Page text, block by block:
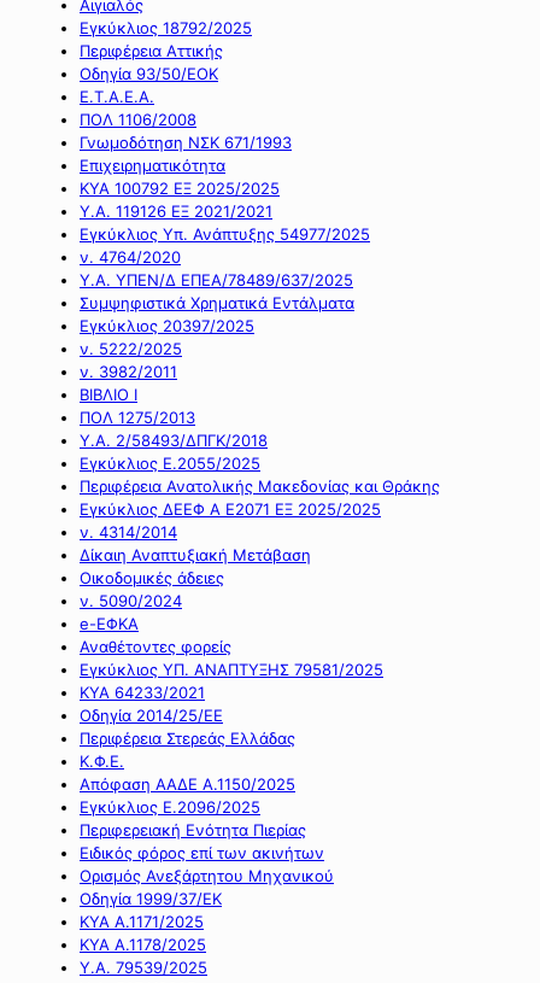
Αιγιαλός
Εγκύκλιος 18792/2025
Περιφέρεια Αττικής
Οδηγία 93/50/ΕΟΚ
Ε.Τ.Α.Ε.Α.
ΠΟΛ 1106/2008
Γνωμοδότηση ΝΣΚ 671/1993
Επιχειρηματικότητα
ΚΥΑ 100792 ΕΞ 2025/2025
Υ.Α. 119126 ΕΞ 2021/2021
Εγκύκλιος Υπ. Ανάπτυξης 54977/2025
ν. 4764/2020
Υ.Α. ΥΠΕΝ/Δ ΕΠΕΑ/78489/637/2025
Συμψηφιστικά Χρηματικά Εντάλματα
Εγκύκλιος 20397/2025
ν. 5222/2025
ν. 3982/2011
ΒΙΒΛΙΟ Ι
ΠΟΛ 1275/2013
Υ.Α. 2/58493/ΔΠΓΚ/2018
Εγκύκλιος Ε.2055/2025
Περιφέρεια Ανατολικής Μακεδονίας και Θράκης
Εγκύκλιος ΔΕΕΦ Α Ε2071 ΕΞ 2025/2025
ν. 4314/2014
Δίκαιη Αναπτυξιακή Μετάβαση
Οικοδομικές άδειες
ν. 5090/2024
e-ΕΦΚΑ
Αναθέτοντες φορείς
Εγκύκλιος ΥΠ. ΑΝΑΠΤΥΞΗΣ 79581/2025
ΚΥΑ 64233/2021
Οδηγία 2014/25/ΕΕ
Περιφέρεια Στερεάς Ελλάδας
Κ.Φ.Ε.
Απόφαση ΑΑΔΕ Α.1150/2025
Εγκύκλιος Ε.2096/2025
Περιφερειακή Ενότητα Πιερίας
Ειδικός φόρος επί των ακινήτων
Ορισμός Ανεξάρτητου Μηχανικού
Οδηγία 1999/37/ΕΚ
ΚΥΑ Α.1171/2025
ΚΥΑ Α.1178/2025
Υ.Α. 79539/2025